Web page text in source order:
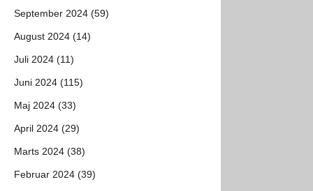
September 2024 (59)
August 2024 (14)
Juli 2024 (11)
Juni 2024 (115)
Maj 2024 (33)
April 2024 (29)
Marts 2024 (38)
Februar 2024 (39)